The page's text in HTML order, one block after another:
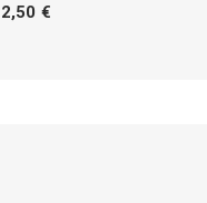
2,50 €